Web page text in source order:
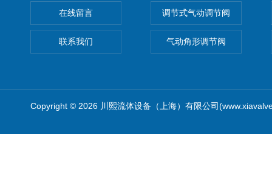
在线留言
联系我们
调节式气动调节阀
气动角形调节阀
Copyright © 2026 川熙流体设备（上海）有限公司